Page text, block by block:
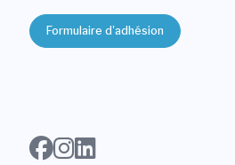
Formulaire d'adhésion